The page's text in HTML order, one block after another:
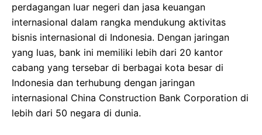
perdagangan luar negeri dan jasa keuangan
internasional dalam rangka mendukung aktivitas
bisnis internasional di Indonesia. Dengan jaringan
yang luas, bank ini memiliki lebih dari 20 kantor
cabang yang tersebar di berbagai kota besar di
Indonesia dan terhubung dengan jaringan
internasional China Construction Bank Corporation di
lebih dari 50 negara di dunia.